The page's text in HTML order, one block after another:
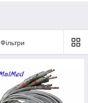
Фільтри